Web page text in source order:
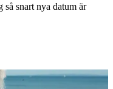
så snart nya datum är